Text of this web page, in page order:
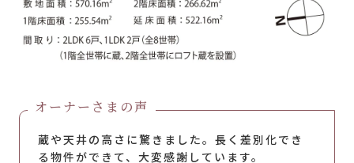
オーナーさまの声
蔵や天井の高さに驚きました。長く差別化でき
る物件ができて、大変感謝しています。